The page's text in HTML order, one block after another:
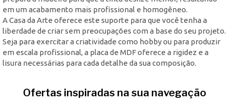
em um acabamento mais profissional e homogêneo.
A Casa da Arte oferece este suporte para que você tenha a
liberdade de criar sem preocupações com a base do seu projeto.
Seja para exercitar a criatividade como hobby ou para produzir
em escala profissional, a placa de MDF oferece a rigidez e a
lisura necessárias para cada detalhe da sua composição.
Ofertas inspiradas na sua navegação